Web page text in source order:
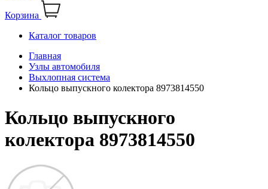
Корзина
Каталог товаров
Главная
Узлы автомобиля
Выхлопная система
Кольцо выпускного колектора 8973814550
Кольцо выпускного
колектора 8973814550